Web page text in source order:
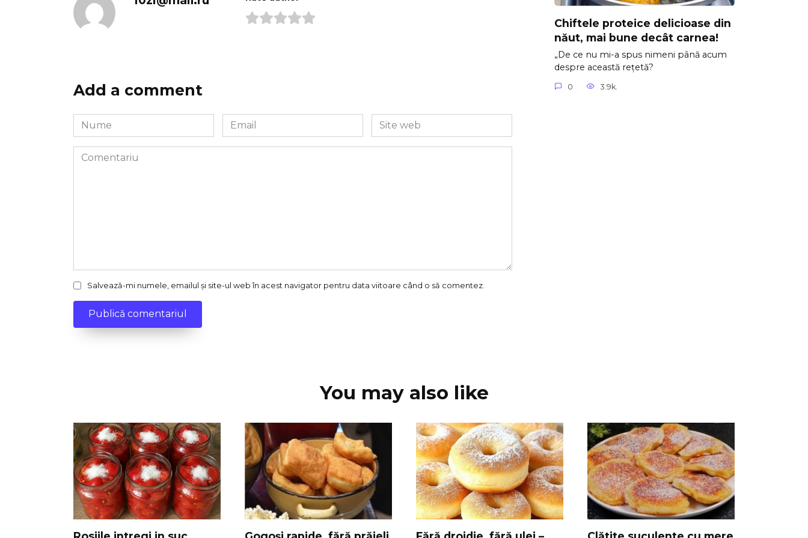
Add a comment
Nume
*
Email
*
Site
web
Comentariu
Salvează-mi numele, emailul și site-ul web în acest navigator pentru data viitoare când o să comentez.
Chiftele proteice delicioase din
năut, mai bune decât carnea!
„De ce nu mi-a spus nimeni până acum
despre această rețetă?
0 3.9k.
You may also like